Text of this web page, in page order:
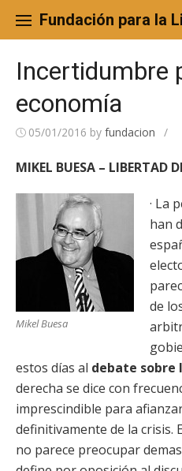
content
Fundación para la
Incertidumbre
economía
05/01/2016 by fundacion /
MIKEL BUESA – LIBERTAD
Mikel Buesa
· La
han
de
estos días al debate sobre
derecha se dice con
imprescindible para
definitivamente de la crisis.
no parece preocupar